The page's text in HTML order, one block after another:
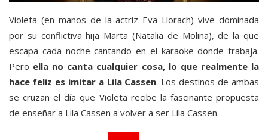
Violeta (en manos de la actriz Eva Llorach) vive dominada
por su conflictiva hija Marta (Natalia de Molina), de la que
escapa cada noche cantando en el karaoke donde trabaja.
Pero ella no canta cualquier cosa, lo que realmente la
hace feliz es imitar a Lila Cassen. Los destinos de ambas
se cruzan el día que Violeta recibe la fascinante propuesta
de enseñar a Lila Cassen a volver a ser Lila Cassen.